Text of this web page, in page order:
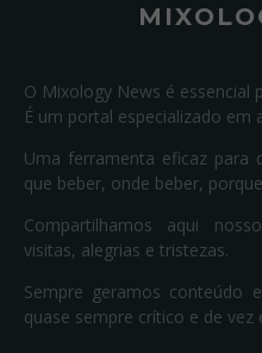
O Mixology News é essencial
É um portal especializado em
Uma ferramenta eficaz para
que beber, onde beber,
Compartilhamos aqui
visitas, alegrias e tristezas.
Sempre geramos conteúdo
quase sempre crítico e de vez